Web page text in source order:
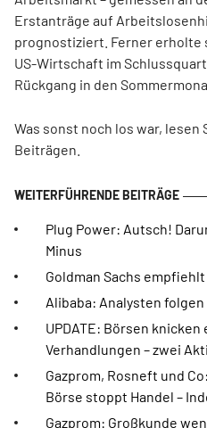
Erstanträge auf
prognostiziert. Ferner erholte
US-Wirtschaft im
Rückgang in den
Was sonst noch los war, lesen
Beiträgen.
Plug Power: Autsch!
Minus
Goldman Sachs
Alibaba: Analysten folgen
UPDATE: Börsen
Verhandlungen – zwei
Gazprom, Rosneft und
Börse stoppt Handel –
Gazprom: Großkunde